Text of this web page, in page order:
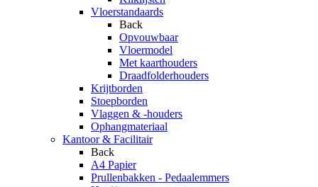
Vloerstandaards
Back
Opvouwbaar
Vloermodel
Met kaarthouders
Draadfolderhouders
Krijtborden
Stoepborden
Vlaggen & -houders
Ophangmateriaal
Kantoor & Facilitair
Back
A4 Papier
Prullenbakken - Pedaalemmers